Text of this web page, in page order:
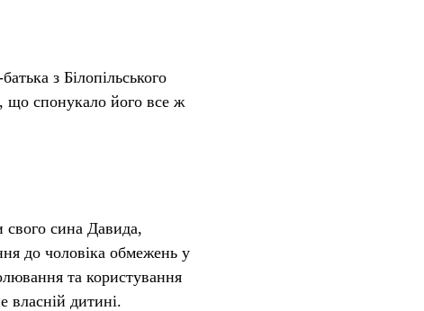
з Білопільського
що спонукало його все ж
свого сина Давида,
до чоловіка обмежень у
та користування
власній дитині.